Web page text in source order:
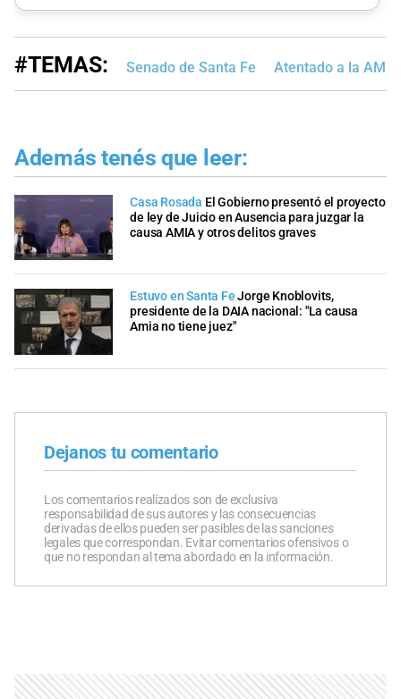
#TEMAS: Senado de Santa Fe Atentado a la AMIA
Además tenés que leer:
Casa Rosada El Gobierno presentó el proyecto
de ley de Juicio en Ausencia para juzgar la
causa AMIA y otros delitos graves
Estuvo en Santa Fe Jorge Knoblovits,
presidente de la DAIA nacional: "La causa
Amia no tiene juez"
Dejanos tu comentario
Los comentarios realizados son de exclusiva
responsabilidad de sus autores y las consecuencias
derivadas de ellos pueden ser pasibles de las sanciones
legales que correspondan. Evitar comentarios ofensivos o
que no respondan al tema abordado en la información.